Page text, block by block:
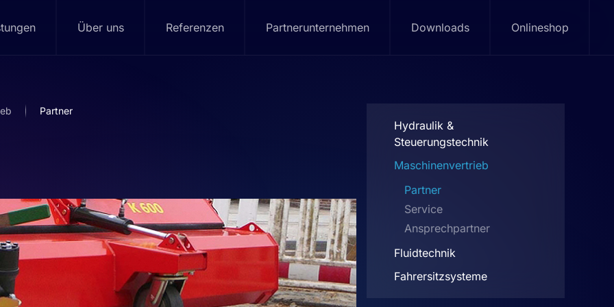
Über uns Referenzen Partnerunternehmen Downloads Onlineshop
Partner
Hydraulik &
Steuerungstechnik
Maschinenvertrieb
Partner
Service
Ansprechpartner
Fluidtechnik
Fahrersitzsysteme